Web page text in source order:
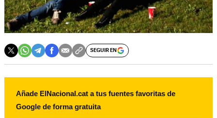
SEGUIR EN
Añade ElNacional.cat a tus fuentes favoritas de
Google de forma gratuita